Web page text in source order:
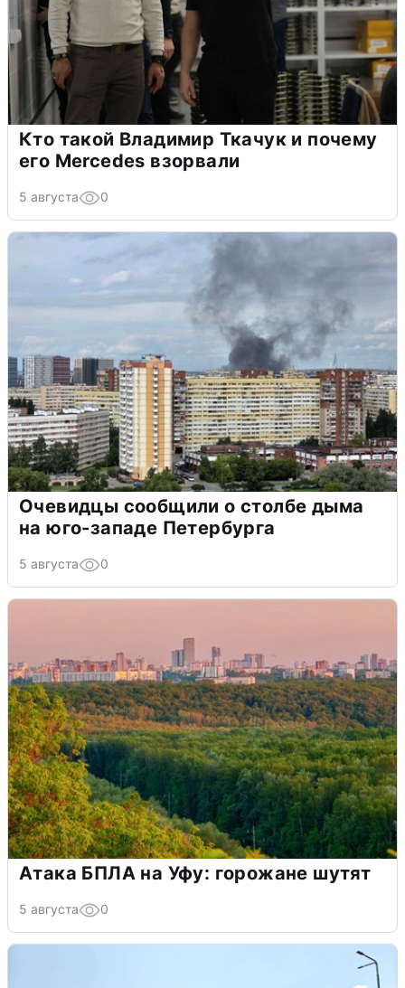
Кто такой Владимир Ткачук и почему
его Mercedes взорвали
5 августа 0
Очевидцы сообщили о столбе дыма
на юго-западе Петербурга
5 августа 0
Атака БПЛА на Уфу: горожане шутят
5 августа 0